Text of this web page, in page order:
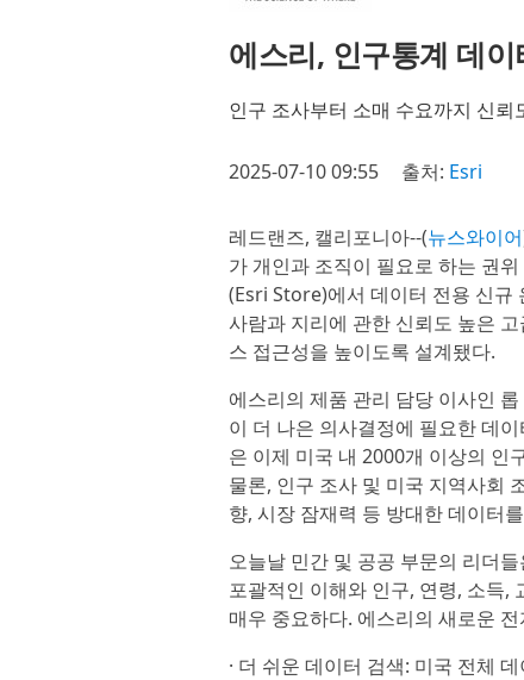
에스리, 인구통계 데
인구 조사부터 소매 수요까지 신
2025-07-10 09:55 출처: Esri
레드랜즈, 캘리포니아--(뉴스와이어
가 개인과 조직이 필요로 하는 권
(Esri Store)에서 데이터 전용 신규
사람과 지리에 관한 신뢰도 높은
스 접근성을 높이도록 설계됐다.
에스리의 제품 관리 담당 이사인
이 더 나은 의사결정에 필요한 데
은 이제 미국 내 2000개 이상의 인
물론, 인구 조사 및 미국 지역사회
향, 시장 잠재력 등 방대한 데이터
오늘날 민간 및 공공 부문의 리더
포괄적인 이해와 인구, 연령, 소득,
매우 중요하다. 에스리의 새로운
· 더 쉬운 데이터 검색: 미국 전체